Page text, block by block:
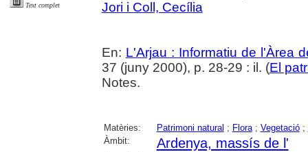
Text complet
Jori i Coll, Cecília
En: L'Arjau : Informatiu de l'Àrea
37 (juny 2000), p. 28-29 : il. (El
Notes.
Matèries: Patrimoni natural ; Flora; Vegetació;
Àmbit:
Ardenya, massís de l'